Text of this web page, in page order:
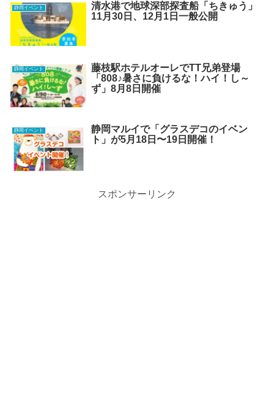
静岡イベント
清水港で地球深部探査船「ちきゅう」
11月30日、12月1日一般公開
静岡イベント
藤枝駅ホテルオーレでTT兄弟登場
「808♪暑さに負けるな！ハイ！し～
ず」8月8日開催
静岡イベント
静岡マルイで「グラスデコのイベン
ト」が5月18日〜19日開催！
スポンサーリンク